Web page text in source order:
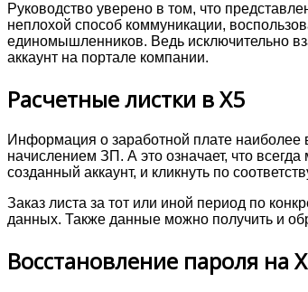
Руководство уверено в том, что
неплохой способ коммуникации,
единомышленников. Ведь исключительно
аккаунт на портале компании.
Расчетные листки в X5
Информация о заработной плате наиболее
начислением ЗП. А это означает, что
созданный аккаунт, и кликнуть по
Заказ листа за тот или иной период по
данных. Также данные можно получить и
Восстановление пароля на